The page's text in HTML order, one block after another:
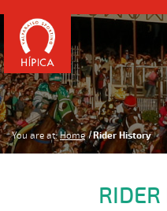
You are at: Home Rider History